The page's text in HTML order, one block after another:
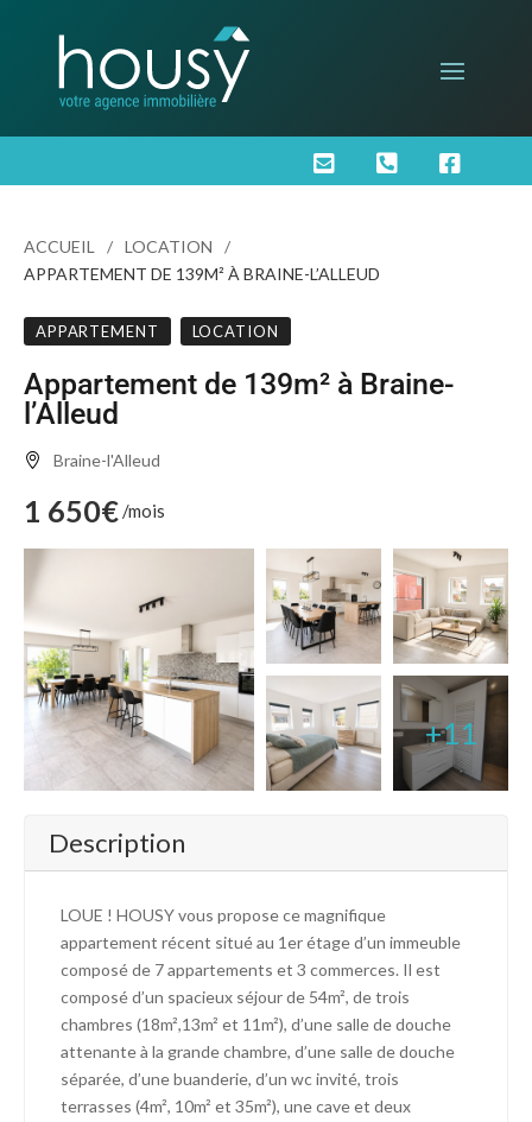
  
ACCUEIL
LOCATION
APPARTEMENT DE 139M² À BRAINE-L’ALLEUD
APPARTEMENT LOCATION
Appartement de 139m² à Braine-
l’Alleud
Braine-l'Alleud
1 650€/mois
+11
Description
LOUE ! HOUSY vous propose ce magnifique
appartement récent situé au 1er étage d’un immeuble
composé de 7 appartements et 3 commerces. Il est
composé d’un spacieux séjour de 54m², de trois
chambres (18m²,13m² et 11m²), d’une salle de douche
attenante à la grande chambre, d’une salle de douche
séparée, d’une buanderie, d’un wc invité, trois
terrasses (4m², 10m² et 35m²), une cave et deux